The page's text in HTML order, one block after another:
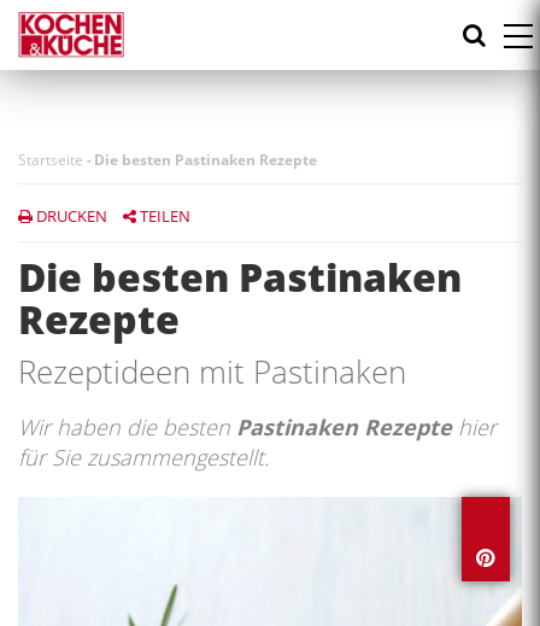
Direkt
zum
Inhalt
Startseite -Die besten Pastinaken Rezepte
DRUCKEN TEILEN
Die besten Pastinaken
Rezepte
Rezeptideen mit Pastinaken
Wir haben die besten Pastinaken Rezeptehier
für Sie zusammengestellt.